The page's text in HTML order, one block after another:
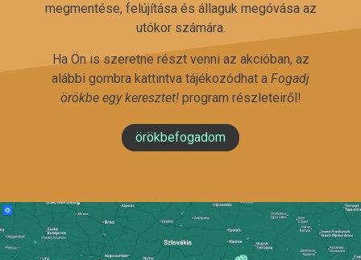
megmentése, felújítása és állaguk megóvása az
utókor számára.
Ha Ön is szeretne részt venni az akcióban, az
alábbi gombra kattintva tájékozódhat a Fogadj
örökbe egy keresztet!program részleteiről!
örökbefogadom